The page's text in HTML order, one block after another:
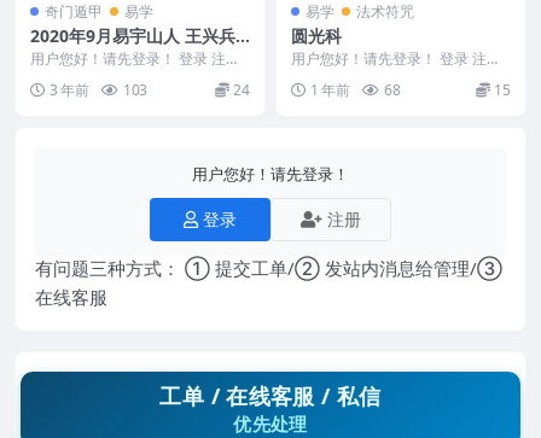
奇门遁甲 易学
2020年9月易宇山人 王兴兵
奇门公益直播课讲义+8集视
频
用户您好！请先登录！ 登录 注册
王兴兵 2020年9月易宇山人奇门公
益直播课 ...
3 年前 103 24
易学 法术符咒
圆光科
用户您好！请先登录！ 登录 注册
1 年前 68 15
用户您好！请先登录！
登录 注册
有问题三种方式： ① 提交工单/② 发站内消息给管理/③
在线客服
工单 / 在线客服 / 私信
优先处理